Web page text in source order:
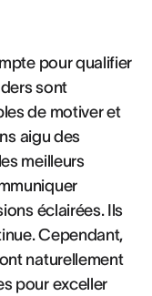
pour qualifier
sont
de motiver et
aigu des
meilleurs
éclairées. Ils
Cependant,
naturellement
pour exceller